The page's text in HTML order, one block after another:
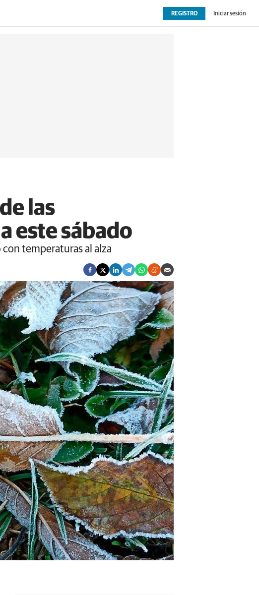
OPINIÓN EXTRAS
REGISTRO Iniciar sesión
las
este sábado
temperaturas al alza